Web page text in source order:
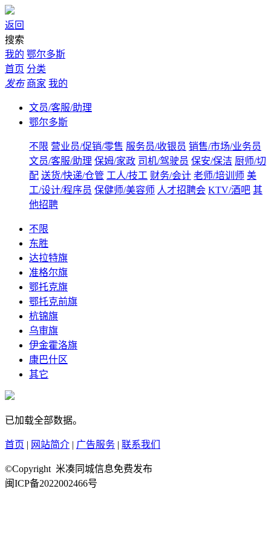
返回
搜索
我的 鄂尔多斯
首页 分类
发布 商家 我的
文员/客服/助理
鄂尔多斯
不限 营业员/促销/零售 服务员/收银员 销售/市场/业务员
文员/客服/助理 保姆/家政 司机/驾驶员 保安/保洁 厨师/切
配 送货/快递/仓管 工人/技工 财务/会计 老师/培训师 美
工/设计/程序员 保健师/美容师 人才招聘会 KTV/酒吧 其
他招聘
不限
东胜
达拉特旗
准格尔旗
鄂托克旗
鄂托克前旗
杭锦旗
乌审旗
伊金霍洛旗
康巴什区
其它
已加载全部数据。
首页 | 网站简介 | 广告服务 | 联系我们
©Copyright 米凑同城信息免费发布
闽ICP备2022002466号